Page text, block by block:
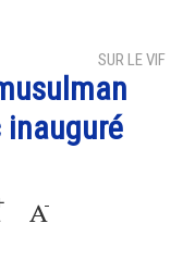
SUR LE VIF
inauguré